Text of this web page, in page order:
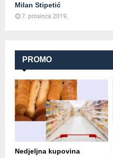
Milan Stipetić
7. prosinca 2019.
PROMO
Nedjeljna kupovina